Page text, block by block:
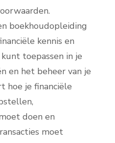
boekhoudopleiding
kennis en
toepassen in je
en het beheer van je
hoe je financiële
doen en
moet